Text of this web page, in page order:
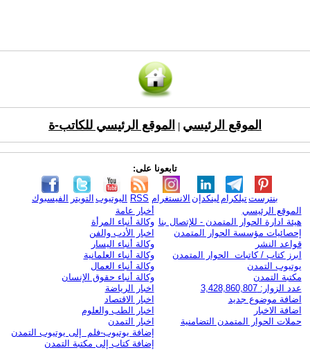
الموقع الرئيسي الموقع الرئيسي للكاتب-ة
تابعونا على:
الفيسبوك التويتر اليوتيوب RSS الانستغرام لينكدإن تيلكرامبنترست
الموقع الرئيسي
هيئة ادارة الحوار المتمدن - للإتصال بنا
إحصائيات مؤسسة الحوار المتمدن
قواعد النشر
ابرز كتاب / كاتبات الحوار المتمدن
يوتيوب التمدن
مكتبة التمدن
عدد الزوار: 3,428,860,807
اضافة موضوع جديد
اضافة الاخبار
حملات الحوار المتمدن التضامنية
أخبار عامة
وكالة أنباء المرأة
اخبار الأدب والفن
وكالة أنباء اليسار
وكالة أنباء العلمانية
وكالة أنباء العمال
وكالة أنباء حقوق الإنسان
اخبار الرياضة
اخبار الاقتصاد
اخبار الطب والعلوم
اخبار التمدن
إضافة يوتيوب-فلم إلى يوتيوب التمدن
إضافة كتاب إلى مكتبة التمدن